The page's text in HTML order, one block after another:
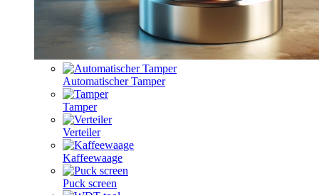
Automatischer Tamper
Tamper
Verteiler
Kaffeewaage
Puck screen